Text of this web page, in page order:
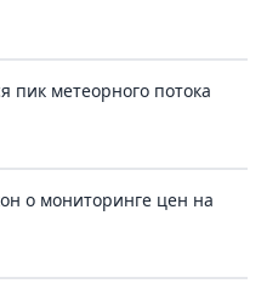
пик метеорного потока
о мониторинге цен на